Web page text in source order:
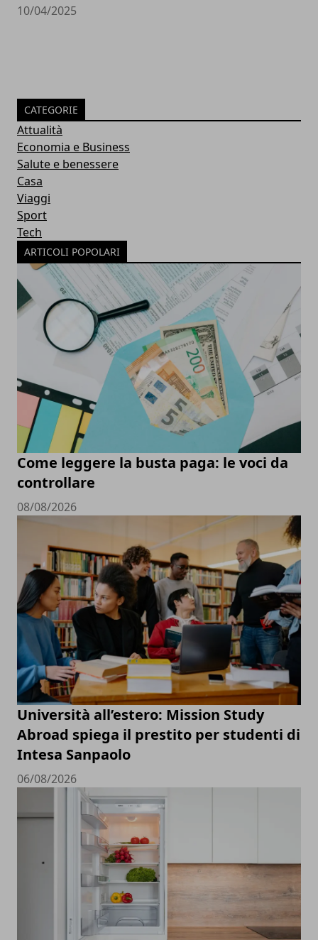
10/04/2025
CATEGORIE
Attualità
Economia e Business
Salute e benessere
Casa
Viaggi
Sport
Tech
ARTICOLI POPOLARI
Come leggere la busta paga: le voci da
controllare
08/08/2026
Università all’estero: Mission Study
Abroad spiega il prestito per studenti di
Intesa Sanpaolo
06/08/2026